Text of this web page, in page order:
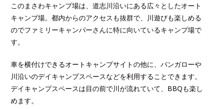
このまさわキャンプ場は、道志川沿いにある広々としたオート
キャンプ場。都内からのアクセスも抜群で、川遊びも楽しめる
のでファミリーキャンパーさんに特に向いているキャンプ場で
す。
車を横付けできるオートキャンプサイトの他に、バンガローや
川沿いのデイキャンプスペースなどを利用することできます。
デイキャンプスペースは目の前で川が流れていて、BBQも楽し
めます。